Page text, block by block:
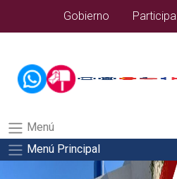
alumnos/residenciasSalida del comando:
Gobierno Participa
Menú
Menú Principal